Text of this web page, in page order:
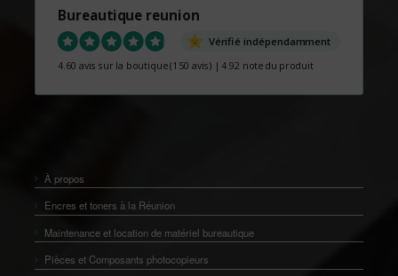
Bureautique reunion
Vérifié indépendamment
4.60 avis sur la boutique(150 avis) |4.92 note du produit
À propos
Encres et toners à la Réunion
Maintenance et location de matériel bureautique
Pièces et Composants photocopieurs